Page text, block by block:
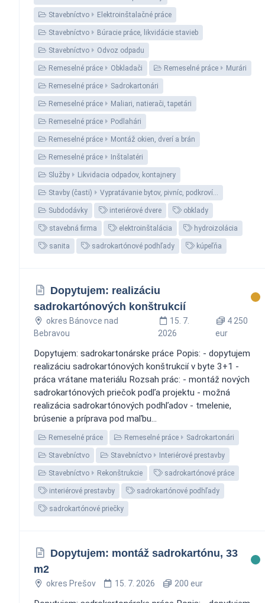
Stavebníctvo Elektroinštalačné práce
Stavebníctvo Búracie práce, likvidácie stavieb
Stavebníctvo Odvoz odpadu
Remeselné práce Obkladači Remeselné práce Murári
Remeselné práce Sadrokartonári
Remeselné práce Maliari, natierači, tapetári
Remeselné práce Podlahári
Remeselné práce Montáž okien, dverí a brán
Remeselné práce Inštalatéri
Služby Likvidacia odpadov, kontajnery
Stavby (časti) Vypratávanie bytov, pivníc, podkroví…
Subdodávky interiérové dvere obklady
stavebná firma elektroinštalácia hydroizolácia
sanita sadrokartónové podhľady kúpeľňa
Dopytujem: realizáciu
sadrokartónových konštrukcií
okres Bánovce nad
Bebravou
15. 7.
2026
4 250
eur
Dopytujem: sadrokartonárske práce Popis: - dopytujem
realizáciu sadrokartónových konštrukcií v byte 3+1 -
práca vrátane materiálu Rozsah prác: - montáž nových
sadrokartónových priečok podľa projektu - možná
realizácia sadrokartónových podhľadov - tmelenie,
brúsenie a príprava pod maľbu...
Remeselné práce Remeselné práce Sadrokartonári
Stavebníctvo Stavebníctvo Interiérové prestavby
Stavebníctvo Rekonštrukcie sadrokartónové práce
interiérové prestavby sadrokartónové podhľady
sadrokartónové priečky
Dopytujem: montáž sadrokartónu, 33
m2
okres Prešov 15. 7. 2026 200 eur